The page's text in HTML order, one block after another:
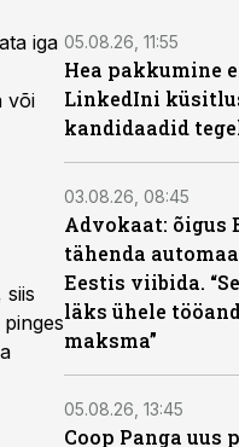
iga
või
siis
05.08.26, 11:55
Hea pakkumine
LinkedIni
kandidaadid
03.08.26, 08:45
Advokaat: õigus
tähenda
Eestis viibida.
läks ühele
maksma”
05.08.26, 13:45
Coop Panga uus